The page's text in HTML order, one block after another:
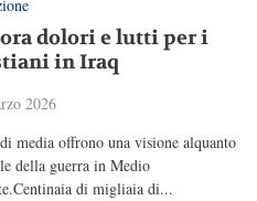
dolori e lutti per i
in Iraq
2026
media offrono una visione alquanto
della guerra in Medio
di migliaia di...